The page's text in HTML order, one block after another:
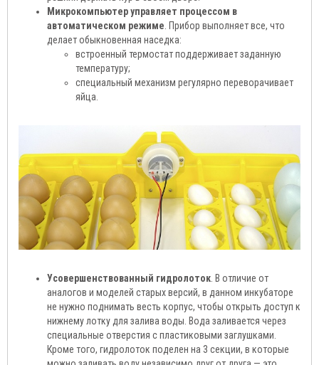
Микрокомпьютер управляет процессом в
автоматическом режиме. Прибор выполняет все, что
делает обыкновенная наседка:
встроенный термостат поддерживает заданную
температуру;
специальный механизм регулярно переворачивает
яйца.
Усовершенствованный гидролоток . В отличие от
аналогов и моделей старых версий, в данном инкубаторе
не нужно поднимать весть корпус, чтобы открыть доступ к
нижнему лотку для залива воды. Вода заливается через
специальные отверстия с пластиковыми заглушками.
Кроме того, гидролоток поделен на 3 секции, в которые